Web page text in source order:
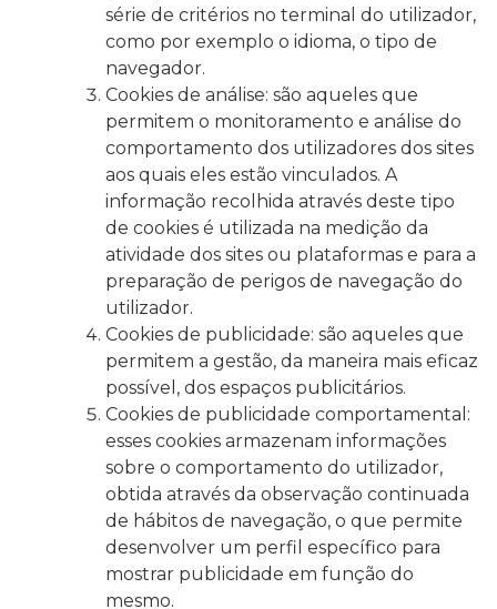
série de critérios no terminal do utilizador,
como por exemplo o idioma, o tipo de
navegador.
Cookies de análise: são aqueles que
permitem o monitoramento e análise do
comportamento dos utilizadores dos sites
aos quais eles estão vinculados. A
informação recolhida através deste tipo
de cookies é utilizada na medição da
atividade dos sites ou plataformas e para a
preparação de perigos de navegação do
utilizador.
Cookies de publicidade: são aqueles que
permitem a gestão, da maneira mais eficaz
possível, dos espaços publicitários.
Cookies de publicidade comportamental:
esses cookies armazenam informações
sobre o comportamento do utilizador,
obtida através da observação continuada
de hábitos de navegação, o que permite
desenvolver um perfil específico para
mostrar publicidade em função do
mesmo.